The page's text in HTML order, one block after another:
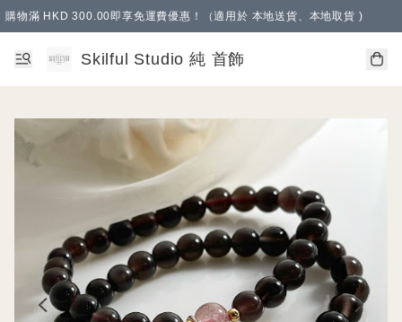
購物滿 HKD 300.00即享免運費優惠！（適用於 本地送貨、本地取貨 )
Skilful Studio 純 首飾